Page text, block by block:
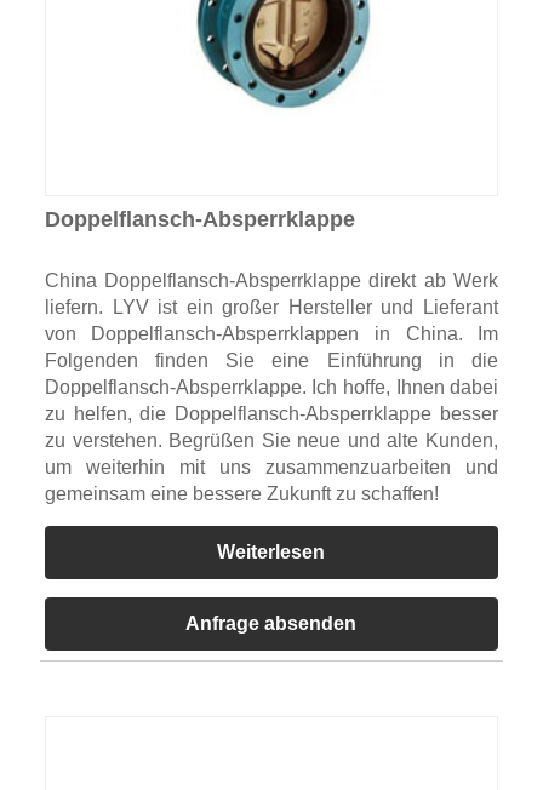
Doppelflansch-Absperrklappe
China Doppelflansch-Absperrklappe direkt ab Werk
liefern. LYV ist ein großer Hersteller und Lieferant
von Doppelflansch-Absperrklappen in China. Im
Folgenden finden Sie eine Einführung in die
Doppelflansch-Absperrklappe. Ich hoffe, Ihnen dabei
zu helfen, die Doppelflansch-Absperrklappe besser
zu verstehen. Begrüßen Sie neue und alte Kunden,
um weiterhin mit uns zusammenzuarbeiten und
gemeinsam eine bessere Zukunft zu schaffen!
Weiterlesen
Anfrage absenden